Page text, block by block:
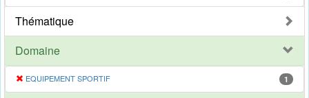
Thématique
Domaine
EQUIPEMENT SPORTIF 1